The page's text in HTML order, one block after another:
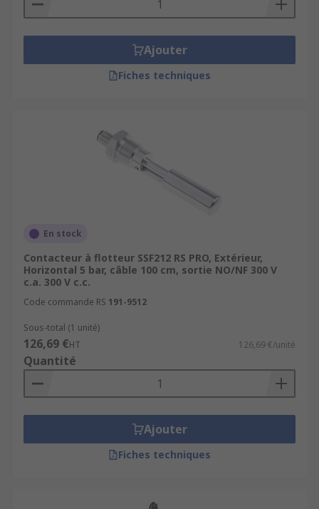
Ajouter
Fiches techniques
En stock
Contacteur à flotteur SSF212 RS PRO, Extérieur,
Horizontal 5 bar, câble 100 cm, sortie NO/NF 300 V
c.a. 300 V c.c.
Code commande RS 191-9512
Sous-total (1 unité)
126,69 €HT 126,69 €/unité
Quantité
Ajouter
Fiches techniques